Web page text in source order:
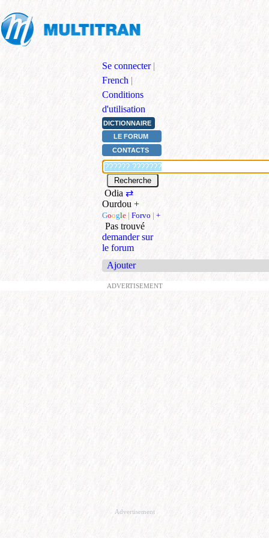
Se connecter |
French |
Conditions
d'utilisation
DICTIONNAIRE
LE FORUM
CONTACTS
Odia ⇄
Ourdou +
Google | Forvo | +
Pas trouvé
demander sur
le forum
Ajouter
ADVERTISEMENT
Advertisement